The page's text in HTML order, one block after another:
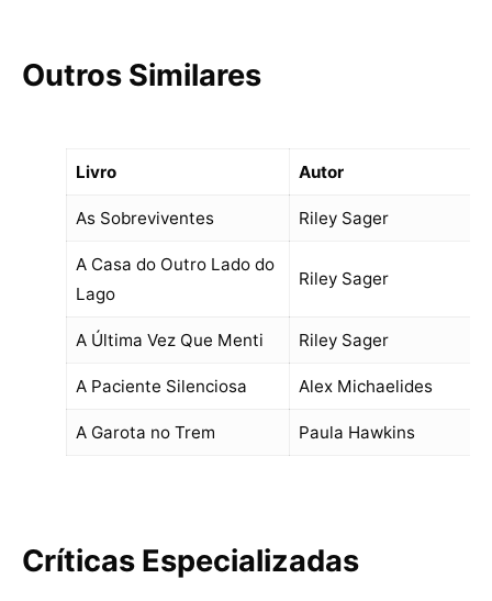
Outros Similares
Livro Autor
As Sobreviventes Riley Sager
A Casa do Outro Lado do
Lago
Riley Sager
A Última Vez Que Menti Riley Sager
A Paciente Silenciosa Alex Michaelides
A Garota no Trem Paula Hawkins
Críticas Especializadas